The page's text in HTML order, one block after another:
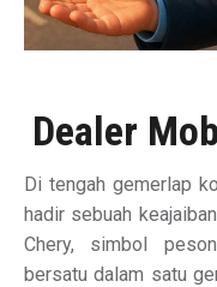
Dealer
Di tengah gemerlap
hadir sebuah
Chery, simbol
bersatu dalam satu